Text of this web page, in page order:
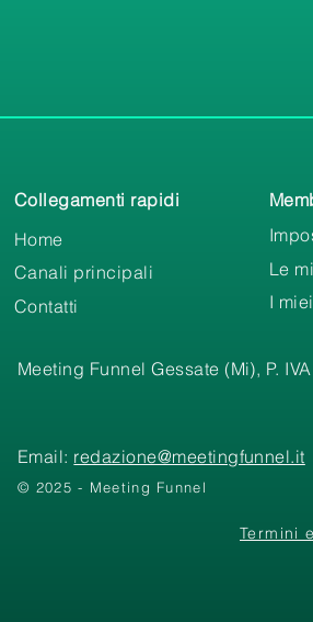
Collegamenti rapidi
Home
Canali principali
Contatti
Le
I
Meeting Funnel Gessate (Mi), P.
Email: redazione@meetingfunnel.it
© 2025 - Meeting Funnel
Termini